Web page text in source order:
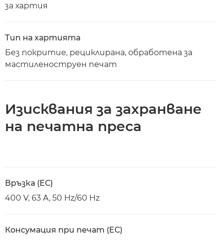
за хартия
Тип на хартията
Без покритие, рециклирана, обработена за
мастиленоструен печат
Изисквания за захранване
на печатна преса
Връзка (ЕС)
400 V, 63 A, 50 Hz/60 Hz
Консумация при печат (ЕС)